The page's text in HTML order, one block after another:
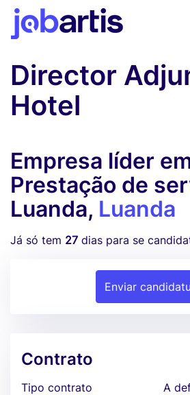
Director
Hotel
Empresa líder
Prestação de
Luanda, Luanda
Já só tem 27 dias para se
Enviar
Contrato
Tipo contrato
A